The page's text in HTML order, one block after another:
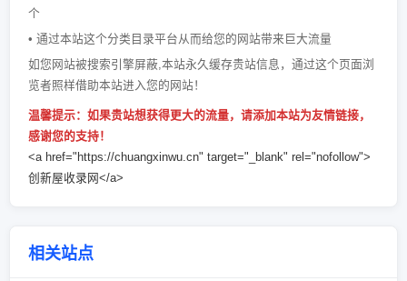
个
• 通过本站这个分类目录平台从而给您的网站带来巨大流量
如您网站被搜索引擎屏蔽,本站永久缓存贵站信息，通过这个页面浏
览者照样借助本站进入您的网站！
温馨提示：如果贵站想获得更大的流量，请添加本站为友情链接，
感谢您的支持！
<a href="https://chuangxinwu.cn" target="_blank" rel="nofollow">
创新屋收录网</a>
相关站点